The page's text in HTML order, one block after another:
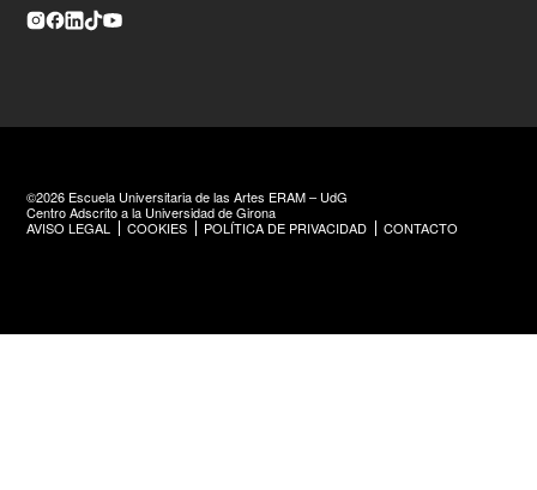
©2026 Escuela Universitaria de las Artes ERAM – UdG
Centro Adscrito a la Universidad de Girona
AVISO LEGAL
COOKIES POLÍTICA DE PRIVACIDAD CONTACTO